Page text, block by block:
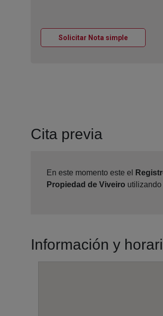
Solicitar Nota simpleVentana
Cita previa
En este momento este el
Propiedad de Viveiro
Información y